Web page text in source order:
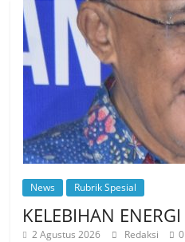
News Rubrik Spesial
KELEBIHAN ENERGI
2 Agustus 2026 Redaksi 0